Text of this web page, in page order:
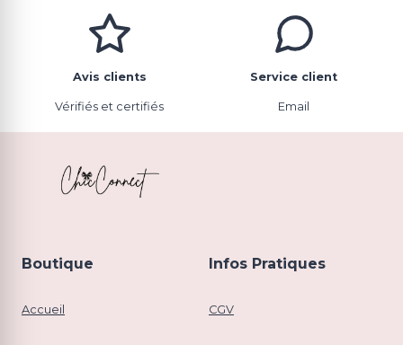
Avis clients
Vérifiés et certifiés
Service client
Email
Boutique
Accueil
Infos Pratiques
CGV